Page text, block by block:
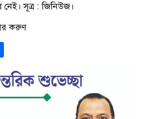
সূত্র : জিনিউজ।
করুণ